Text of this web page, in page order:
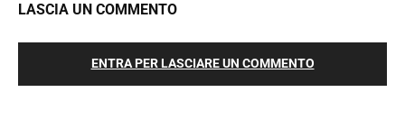
LASCIA UN COMMENTO
ENTRA PER LASCIARE UN COMMENTO